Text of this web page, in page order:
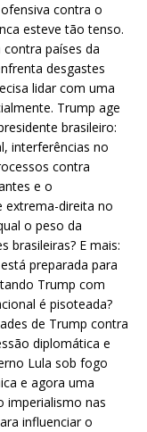
contra o
esteve tão tenso.
países da
desgastes
lidar com uma
Trump age
brasileiro:
interferências no
contra
e o
extrema-direita no
o peso da
brasileiras? E mais:
preparada para
Trump com
é pisoteada?
de Trump contra
diplomática e
Lula sob fogo
e agora uma
imperialismo nas
influenciar o